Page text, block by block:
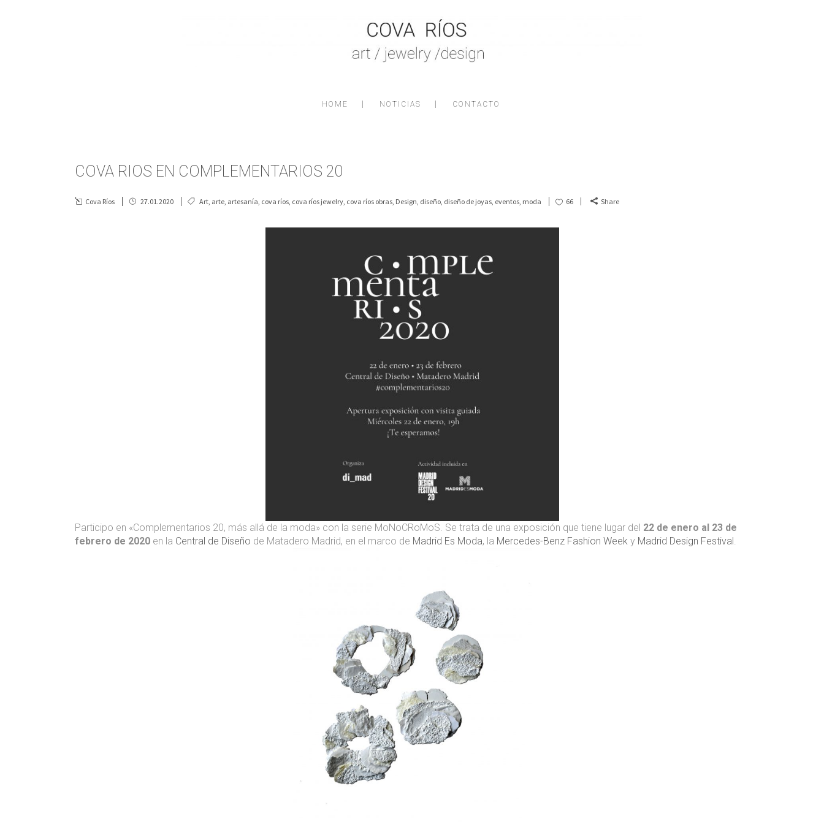
HOME NOTICIAS CONTACTO
COVA RIOS EN COMPLEMENTARIOS 20
Cova Ríos 27.01.2020 Art, arte, artesanía, cova ríos, cova ríos jewelry, cova ríos obras, Design, diseño, diseño de joyas, eventos, moda 66 Share
Participo en «Complementarios 20, más allá de la moda» con la serie MoNoCRoMoS. Se trata de una exposición que tiene lugar del 22 de enero al 23 de
febrero de 2020 en la Central de Diseño de Matadero Madrid, en el marco de Madrid Es Moda, la Mercedes-Benz Fashion Week y Madrid Design Festival.